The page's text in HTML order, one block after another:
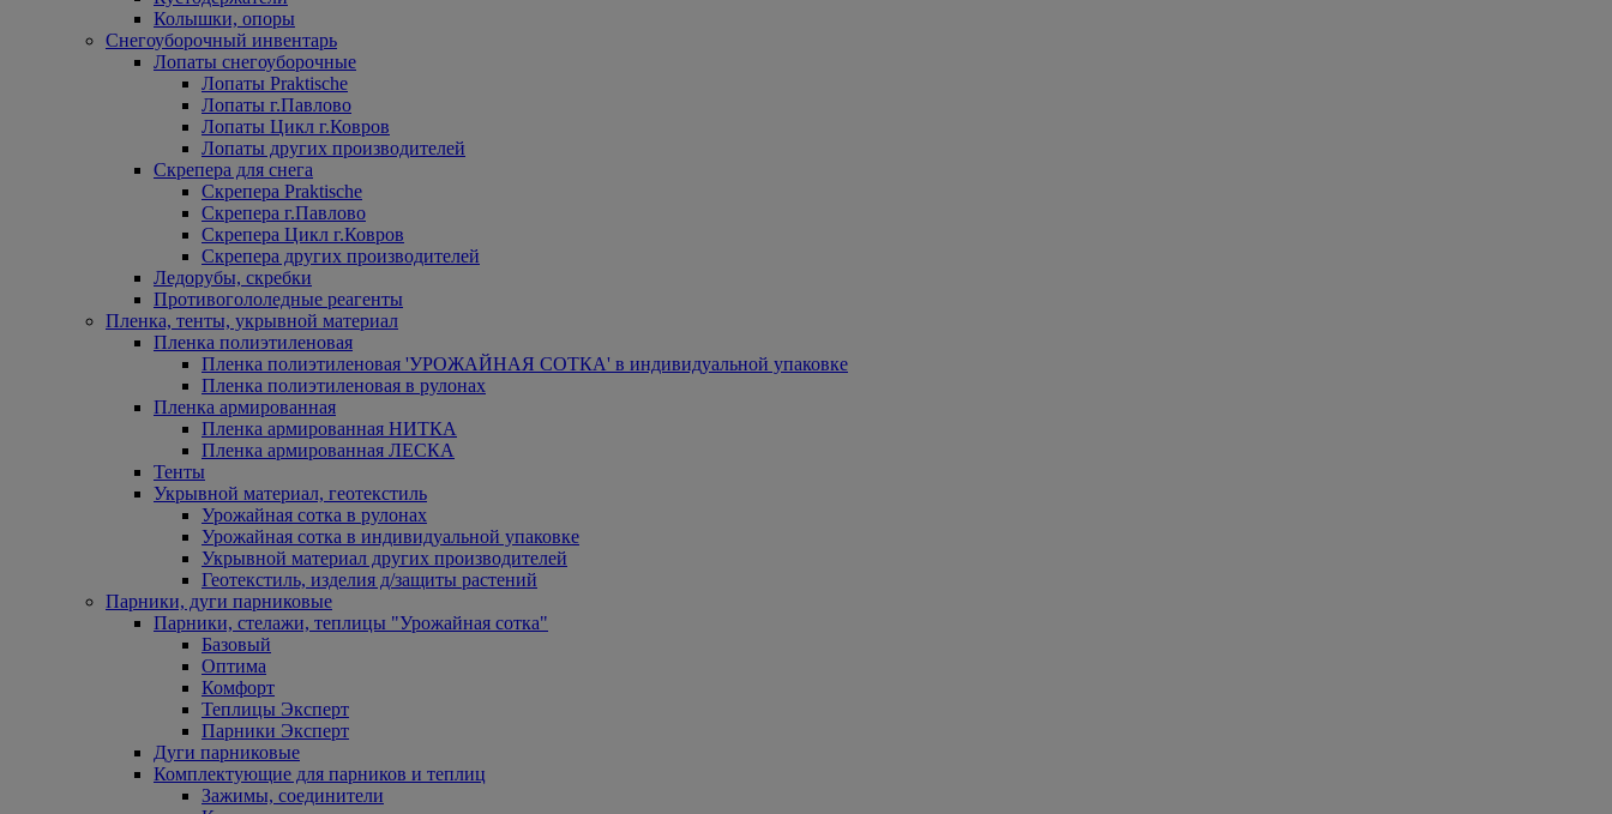
Колышки, опоры
Снегоуборочный инвентарь
Лопаты снегоуборочные
Лопаты Praktische
Лопаты г.Павлово
Лопаты Цикл г.Ковров
Лопаты других производителей
Скрепера для снега
Скрепера Praktische
Скрепера г.Павлово
Скрепера Цикл г.Ковров
Скрепера других производителей
Ледорубы, скребки
Противогололедные реагенты
Пленка, тенты, укрывной материал
Пленка полиэтиленовая
Пленка полиэтиленовая 'УРОЖАЙНАЯ СОТКА' в индивидуальной упаковке
Пленка полиэтиленовая в рулонах
Пленка армированная
Пленка армированная НИТКА
Пленка армированная ЛЕСКА
Тенты
Укрывной материал, геотекстиль
Урожайная сотка в рулонах
Урожайная сотка в индивидуальной упаковке
Укрывной материал других производителей
Геотекстиль, изделия д/защиты растений
Парники, дуги парниковые
Парники, стелажи, теплицы "Урожайная сотка"
Базовый
Оптима
Комфорт
Теплицы Эксперт
Парники Эксперт
Дуги парниковые
Комплектующие для парников и теплиц
Зажимы, соединители